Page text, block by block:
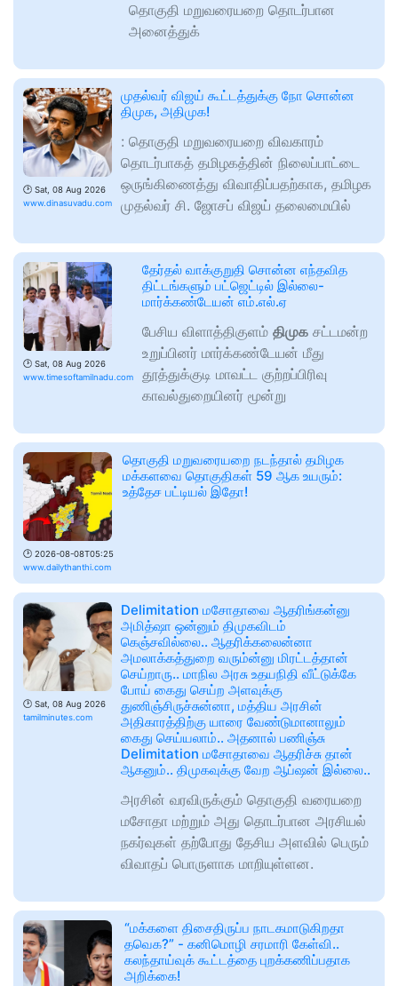
தொகுதி மறுவரையறை தொடர்பான
அனைத்துக்
🕑 Sat, 08 Aug 2026
www.dinasuvadu.com
முதல்வர் விஜய் கூட்டத்துக்கு நோ சொன்ன
திமுக, அதிமுக!
: தொகுதி மறுவரையறை விவகாரம்
தொடர்பாகத் தமிழகத்தின் நிலைப்பாட்டை
ஒருங்கிணைத்து விவாதிப்பதற்காக, தமிழக
முதல்வர் சி. ஜோசப் விஜய் தலைமையில்
🕑 Sat, 08 Aug 2026
www.timesoftamilnadu.com
தேர்தல் வாக்குறுதி சொன்ன எந்தவித
திட்டங்களும் பட்ஜெட்டில் இல்லை-
மார்க்கண்டேயன் எம்.எல்.ஏ
பேசிய விளாத்திகுளம் திமுக சட்டமன்ற
உறுப்பினர் மார்க்கண்டேயன் மீது
தூத்துக்குடி மாவட்ட குற்றப்பிரிவு
காவல்துறையினர் மூன்று
🕑 2026-08-08T05:25
www.dailythanthi.com
தொகுதி மறுவரையறை நடந்தால் தமிழக
மக்களவை தொகுதிகள் 59 ஆக உயரும்:
உத்தேச பட்டியல் இதோ!
🕑 Sat, 08 Aug 2026
tamilminutes.com
Delimitation மசோதாவை ஆதரிங்கன்னு
அமித்ஷா ஒன்னும் திமுகவிடம்
கெஞ்சவில்லை.. ஆதரிக்கலைன்னா
அமலாக்கத்துறை வரும்ன்னு மிரட்டத்தான்
செய்றாரு.. மாநில அரசு உதயநிதி வீட்டுக்கே
போய் கைது செய்ற அளவுக்கு
துணிஞ்சிருச்சுன்னா, மத்திய அரசின்
அதிகாரத்திற்கு யாரை வேண்டுமானாலும்
கைது செய்யலாம்.. அதனால் பணிஞ்சு
Delimitation மசோதாவை ஆதரிச்சு தான்
ஆகனும்.. திமுகவுக்கு வேற ஆப்ஷன் இல்லை..
அரசின் வரவிருக்கும் தொகுதி வரையறை
மசோதா மற்றும் அது தொடர்பான அரசியல்
நகர்வுகள் தற்போது தேசிய அளவில் பெரும்
விவாதப் பொருளாக மாறியுள்ளன.
“மக்களை திசைதிருப்ப நாடகமாடுகிறதா
தவெக?” - கனிமொழி சரமாரி கேள்வி..
கலந்தாய்வுக் கூட்டத்தை புறக்கணிப்பதாக
அறிக்கை!